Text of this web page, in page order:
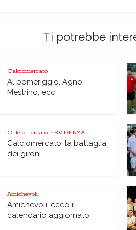
Ti potrebbe
Calciomercato
Al pomeriggio, Agno,
Mestrino, ecc
Calciomercato • EVIDENZA
Calciomercato: la battaglia
dei gironi
Amichevoli
Amichevoli: ecco il
calendario aggiornato